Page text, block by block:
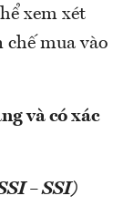
xem xét
mua vào
và có xác
– SSI)